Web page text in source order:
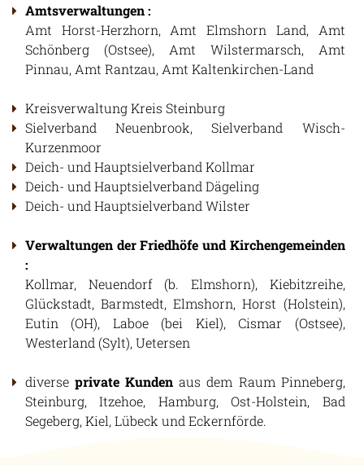
SEILKLETTERTECHNIK
SCHREDDERARBEITEN
WURZEL- & STUBBENFRÄSE
INFOS
BAUMFÄLLTERMINE
DOWNLOAD / LINKS
INFOS EICHENPROZESSIONSSPINNER
VERKEHRSSICHERUNGSPFLICHT
GALERIE
KONTAKT
Amtsverwaltungen:
Amt Horst-Herzhorn, Amt Elmshorn Land, Amt
Schönberg (Ostsee), Amt Wilstermarsch, Amt
Pinnau, Amt Rantzau, Amt Kaltenkirchen-Land
Kreisverwaltung Kreis Steinburg
Sielverband Neuenbrook, Sielverband Wisch-
Kurzenmoor
Deich- und Hauptsielverband Kollmar
Deich- und Hauptsielverband Dägeling
Deich- und Hauptsielverband Wilster
Verwaltungen der Friedhöfe und Kirchengemeinden
:
Kollmar, Neuendorf (b. Elmshorn), Kiebitzreihe,
Glückstadt, Barmstedt, Elmshorn, Horst (Holstein),
Eutin (OH), Laboe (bei Kiel), Cismar (Ostsee),
Westerland (Sylt), Uetersen
diverseprivate Kunden aus dem Raum Pinneberg,
Steinburg, Itzehoe, Hamburg, Ost-Holstein, Bad
Segeberg, Kiel, Lübeck und Eckernförde.